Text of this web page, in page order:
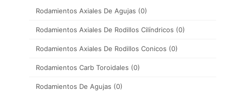
Rodamientos Axiales De Agujas (0)
Rodamientos Axiales De Rodillos Cilíndricos (0)
Rodamientos Axiales De Rodillos Conicos (0)
Rodamientos Carb Toroidales (0)
Rodamientos De Agujas (0)